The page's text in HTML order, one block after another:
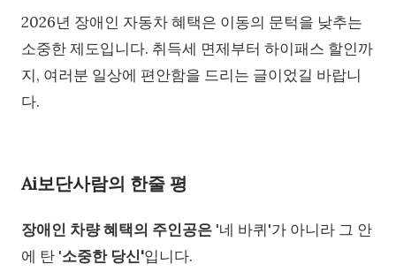
2026년 장애인 자동차 혜택은 이동의 문턱을 낮추는
소중한 제도입니다. 취득세 면제부터 하이패스 할인까
지, 여러분 일상에 편안함을 드리는 글이었길 바랍니
다.
Ai보단사람의 한줄 평
장애인 차량 혜택의 주인공은 '네 바퀴'가 아니라 그 안
에 탄 '소중한 당신'입니다.